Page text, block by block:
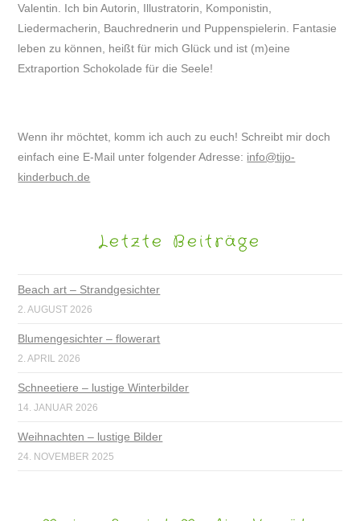
Valentin. Ich bin Autorin, Illustratorin, Komponistin,
Liedermacherin, Bauchrednerin und Puppenspielerin. Fantasie
leben zu können, heißt für mich Glück und ist (m)eine
Extraportion Schokolade für die Seele!
Wenn ihr möchtet, komm ich auch zu euch! Schreibt mir doch
einfach eine E-Mail unter folgender Adresse: info@tijo-
kinderbuch.de
Letzte Beiträge
Beach art – Strandgesichter
2. AUGUST 2026
Blumengesichter – flowerart
2. APRIL 2026
Schneetiere – lustige Winterbilder
14. JANUAR 2026
Weihnachten – lustige Bilder
24. NOVEMBER 2025